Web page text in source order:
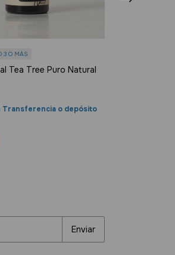
Tea Tree Puro Natural
3 O MÁS
Transferencia o depósito